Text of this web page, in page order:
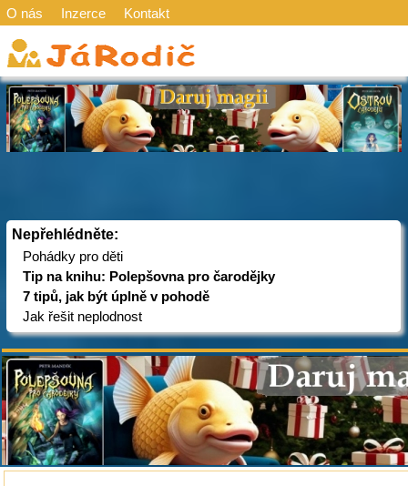
O nás Inzerce Kontakt
Nepřehlédněte:
Pohádky pro děti
Tip na knihu: Polepšovna pro čarodějky
7 tipů, jak být úplně v pohodě
Jak řešit neplodnost